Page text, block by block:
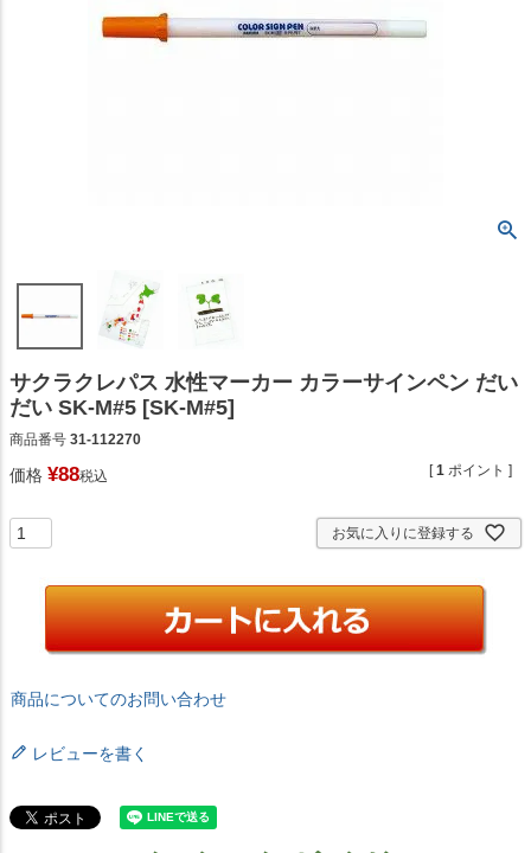
サクラクレパス 水性マーカー カラーサインペン だい
だい SK-M#5 [SK-M#5]
商品番号 31-112270
価格 ¥88税込 [1 ポイント ]
お気に入りに登録する
商品についてのお問い合わせ
レビューを書く